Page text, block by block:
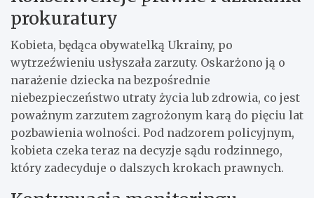
prokuratury
Kobieta, będąca obywatelką Ukrainy, po
wytrzeźwieniu usłyszała zarzuty. Oskarżono ją o
narażenie dziecka na bezpośrednie
niebezpieczeństwo utraty życia lub zdrowia, co jest
poważnym zarzutem zagrożonym karą do pięciu lat
pozbawienia wolności. Pod nadzorem policyjnym,
kobieta czeka teraz na decyzje sądu rodzinnego,
który zadecyduje o dalszych krokach prawnych.